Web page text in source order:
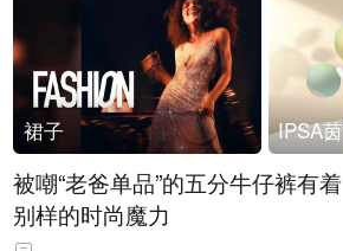
裙子
被嘲“老爸单品”的五分牛仔裤有着
别样的时尚魔力